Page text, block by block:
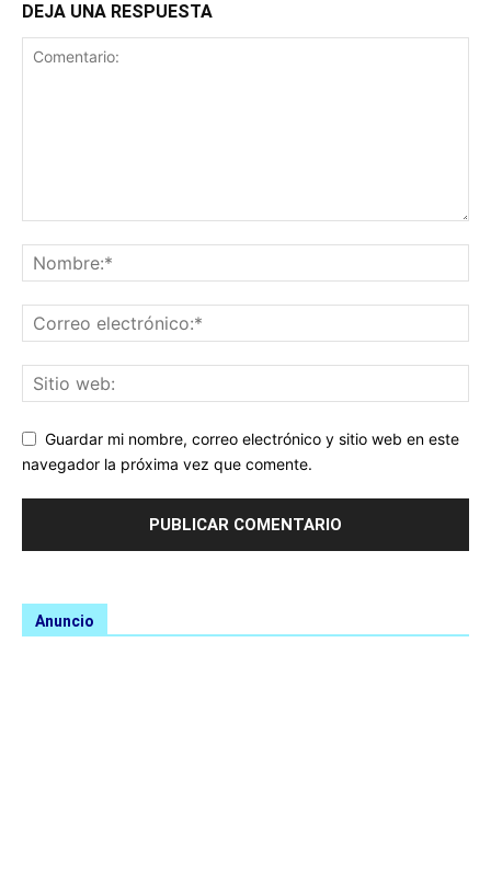
DEJA UNA RESPUESTA
Guardar mi nombre, correo electrónico y sitio web en este
navegador la próxima vez que comente.
Anuncio